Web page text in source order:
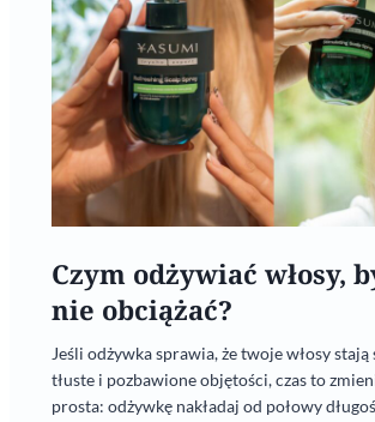
Czym odżywiać włosy,
nie obciążać?
Jeśli odżywka sprawia, że twoje włosy
tłuste i pozbawione objętości, czas to
prosta: odżywkę nakładaj od połowy